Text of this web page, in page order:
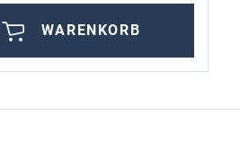
WARENKORB